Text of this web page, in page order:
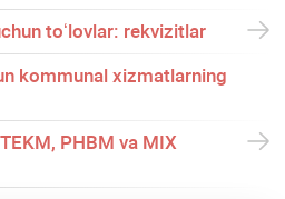
toʻlovlar: rekvizitlar
kommunal хizmatlarning
PHBM va MIX